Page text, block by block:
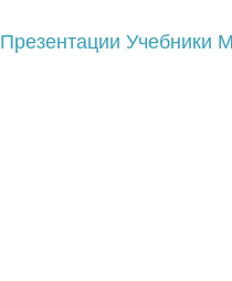
Презентации Учебники